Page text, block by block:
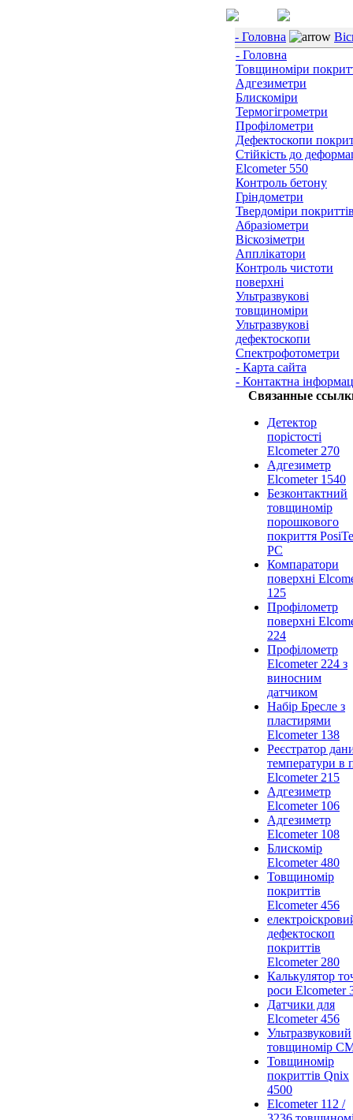
- Головна
- Головна
Товщиноміри
Адгезиметри
Блискоміри
Термогігрометри
Профілометри
Дефектоскопи
Стійкість до
Elcometer 550
Контроль бетону
Гріндометри
Твердоміри покриттів
Абразіометри
Віскозіметри
Апплікатори
Контроль чистоти
поверхні
Ультразвукові
товщиноміри
Ультразвукові
дефектоскопи
Спектрофотометри
- Карта сайта
- Контактна
Связанные
Детектор
порістості
Elcometer 270
Адгезиметр
Elcometer 1540
Безконтактний
товщиномір
порошкового
покриття
PC
Компаратори
поверхні
125
Профілометр
поверхні
224
Профілометр
Elcometer 224 з
виносним
датчиком
Набір Бресле з
пластирями
Elcometer 138
Реєстратор
температури в
Elcometer 215
Адгезиметр
Elcometer 106
Адгезиметр
Elcometer 108
Блискомір
Elcometer 480
Товщиномір
покриттів
Elcometer 456
дефектоскоп
покриттів
Elcometer 280
Калькулятор
роси Elcometer
Датчики для
Elcometer 456
Ультразвуковий
товщиномір
Товщиномір
покриттів Qnix
4500
Elcometer 112 /